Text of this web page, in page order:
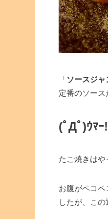
「 ソースジャ
定番のソース
(ﾟДﾟ)ｳﾏｰ!
たこ焼きは
お腹がペコ
したが、こ